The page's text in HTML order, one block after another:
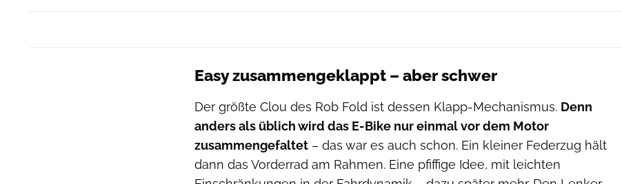
Easy zusammengeklappt – aber schwer
Der größte Clou des Rob Fold ist dessen Klapp-Mechanismus. Denn
anders als üblich wird das E-Bike nur einmal vor dem Motor
zusammengefaltet – das war es auch schon. Ein kleiner Federzug hält
dann das Vorderrad am Rahmen. Eine pfiffige Idee, mit leichten